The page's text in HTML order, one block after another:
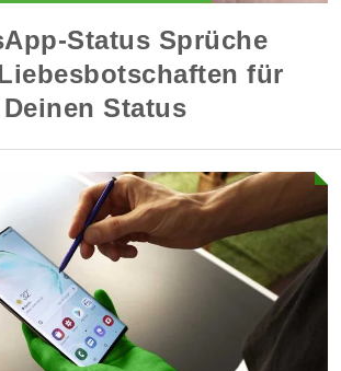
Status Sprüche
für
Deinen Status